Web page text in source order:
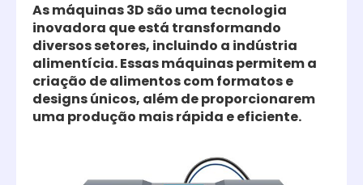
As máquinas 3D são uma tecnologia
inovadora que está transformando
diversos setores, incluindo a indústria
alimentícia. Essas máquinas permitem a
criação de alimentos com formatos e
designs únicos, além de proporcionarem
uma produção mais rápida e eficiente.